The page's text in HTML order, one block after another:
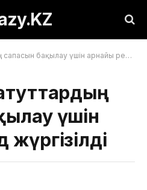
бақылау үшін арнайы рейд жүргізілді
үшін